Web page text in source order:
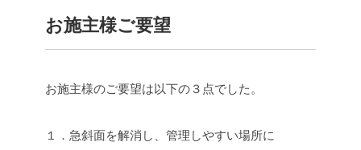
お施主様ご要望
お施主様のご要望は以下の３点でした。
１．急斜面を解消し、管理しやすい場所に